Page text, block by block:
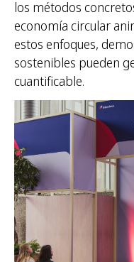
los métodos
economía circular
estos enfoques,
sostenibles pueden
cuantificable.